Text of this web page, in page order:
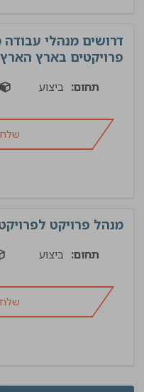
דרושים מנהלי עבודה
פרויקטים בארץ הארץ
תחום: ביצוע
שלח
מנהל פרויקט
תחום: ביצוע
שלח